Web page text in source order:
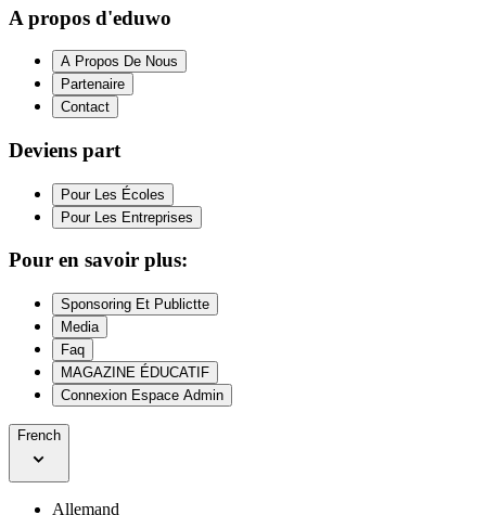
A propos d'eduwo
A Propos De Nous
Partenaire
Contact
Deviens part
Pour Les Écoles
Pour Les Entreprises
Pour en savoir plus:
Sponsoring Et Publictte
Media
Faq
MAGAZINE ÉDUCATIF
Connexion Espace Admin
French
Allemand